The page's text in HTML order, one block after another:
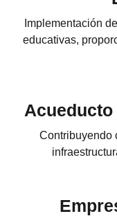
Implementación
educativas,
Contribuyendo